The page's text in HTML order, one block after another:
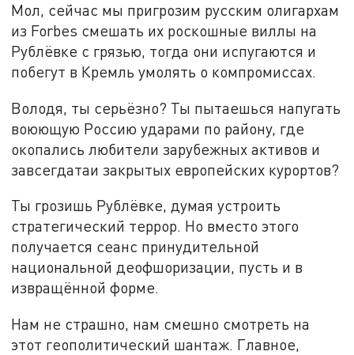
Мол, сейчас мы пригрозим русским олигархам
из Forbes смешать их роскошные виллы на
Рублёвке с грязью, тогда они испугаются и
побегут в Кремль умолять о компромиссах.
Володя, ты серьёзно? Ты пытаешься напугать
воюющую Россию ударами по району, где
окопались любители зарубежных активов и
завсегдатаи закрытых европейских курортов?
Ты грозишь Рублёвке, думая устроить
стратегический террор. Но вместо этого
получается сеанс принудительной
национальной деофшоризации, пусть и в
извращённой форме.
Нам не страшно, нам смешно смотреть на
этот геополитический шантаж. Главное,